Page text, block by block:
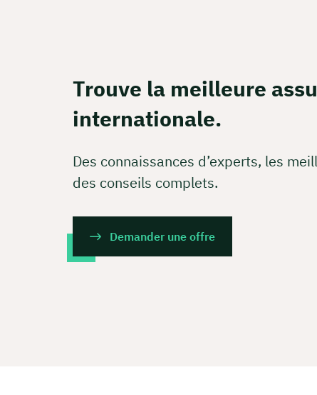
Trouve la meilleure
internationale.
Des connaissances d’experts, les
des conseils complets.
Demander une offre